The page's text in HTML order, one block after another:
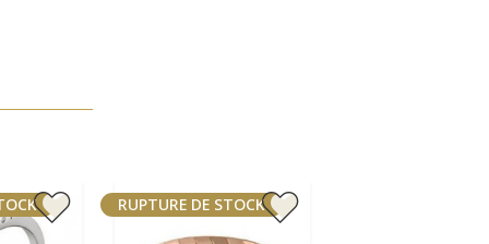
RUPTURE DE STOCK